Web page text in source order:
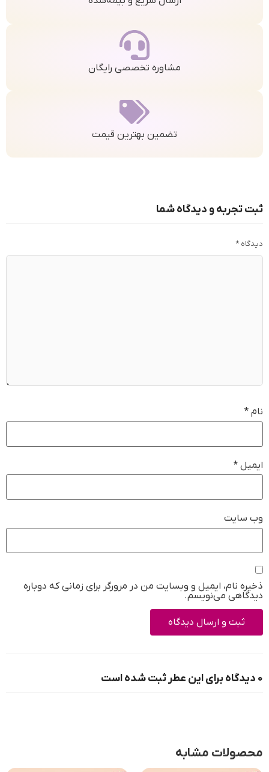
مشاوره تخصصی رایگان
تضمین بهترین قیمت
ثبت تجربه و دیدگاه شما
دیدگاه *
نام *
ایمیل *
وب‌ سایت
ذخیره نام، ایمیل و وبسایت من در مرورگر برای زمانی که دوباره
دیدگاهی می‌نویسم.
0 دیدگاه برای این عطر ثبت شده است
محصولات مشابه